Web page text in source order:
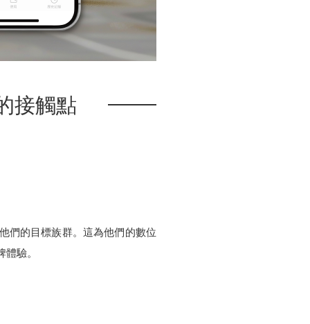
接觸點
們的目標族群。這為他們的數位
驗。